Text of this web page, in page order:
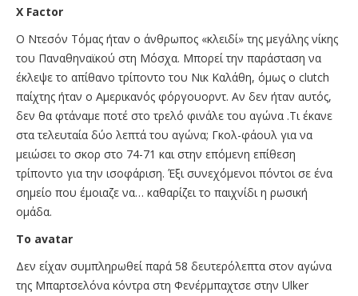
Χ Factor
Ο Ντεσόν Τόμας ήταν ο άνθρωπος «κλειδί» της μεγάλης νίκης
του Παναθηναϊκού στη Μόσχα. Μπορεί την παράσταση να
έκλεψε το απίθανο τρίποντο του Νικ Καλάθη, όμως ο clutch
παίχτης ήταν ο Αμερικανός φόργουορντ. Αν δεν ήταν αυτός,
δεν θα φτάναμε ποτέ στο τρελό φινάλε του αγώνα .Τι έκανε
στα τελευταία δύο λεπτά του αγώνα; Γκολ-φάουλ για να
μειώσει το σκορ στο 74-71 και στην επόμενη επίθεση
τρίποντο για την ισοφάριση. Έξι συνεχόμενοι πόντοι σε ένα
σημείο που έμοιαζε να… καθαρίζει το παιχνίδι η ρωσική
ομάδα.
Το avatar
Δεν είχαν συμπληρωθεί παρά 58 δευτερόλεπτα στον αγώνα
της Μπαρτσελόνα κόντρα στη Φενέρμπαχτσε στην Ulker